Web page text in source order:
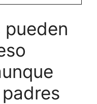
pueden